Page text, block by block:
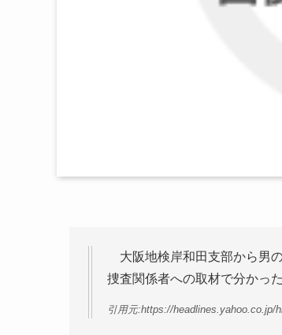
大阪地検岸和田支部から男
捜査関係者への取材で分かっ
引用元:https://headlines.yahoo.co.jp/